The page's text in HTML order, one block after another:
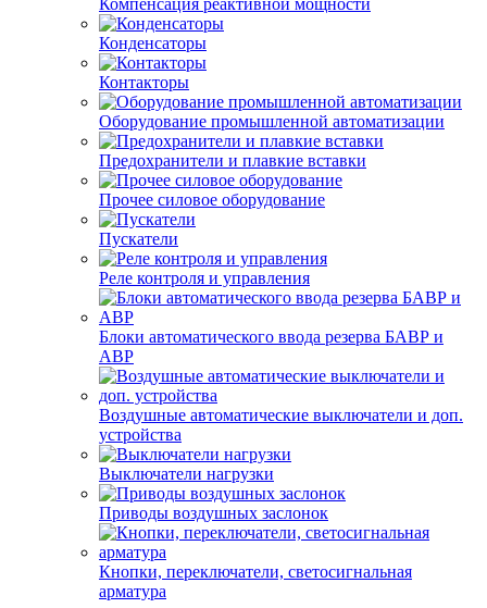
Компенсация реактивной мощности
Конденсаторы
Контакторы
Оборудование промышленной автоматизации
Предохранители и плавкие вставки
Прочее силовое оборудование
Пускатели
Реле контроля и управления
Блоки автоматического ввода резерва БАВР и
АВР
Воздушные автоматические выключатели и доп.
устройства
Выключатели нагрузки
Приводы воздушных заслонок
Кнопки, переключатели, светосигнальная
арматура